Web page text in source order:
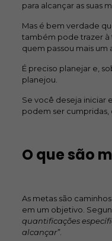
para alcançar as suas
Mas é bem verdade
também pode trazer à
quem passou mais um
É preciso planejar e,
planejou.
Se você deseja iniciar
podem ser cumpridas,
O que são
As metas são
em um objetivo.
quantificações
alcançar”.